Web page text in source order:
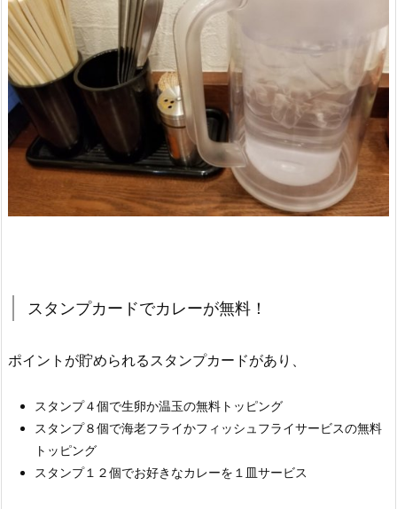
スタンプカードでカレーが無料！
ポイントが貯められるスタンプカードがあり、
スタンプ４個で生卵か温玉の無料トッピング
スタンプ８個で海老フライかフィッシュフライサービスの無料
トッピング
スタンプ１２個でお好きなカレーを１皿サービス